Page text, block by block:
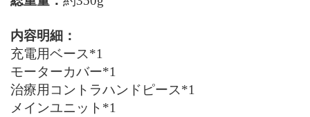
内容明細：
充電用ベース*1
モーターカバー*1
治療用コントラハンドピース*1
メインユニット *1